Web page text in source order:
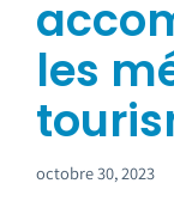
les
octobre 30, 2023